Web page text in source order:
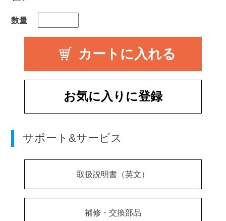
数量
お気に入りに登録
サポート&サービス
取扱説明書（英文）
補修・交換部品